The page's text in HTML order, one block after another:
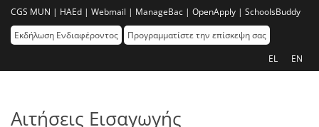
CGS MUN | HAEd | Webmail | ManageBac | OpenApply | SchoolsBuddy
Εκδήλωση Ενδιαφέροντος
Προγραμματίστε την επίσκεψη σας
EL
EN
Αιτήσεις Εισαγωγής